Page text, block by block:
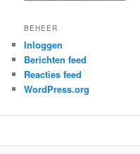
BEHEER
Inloggen
Berichten feed
Reacties feed
WordPress.org